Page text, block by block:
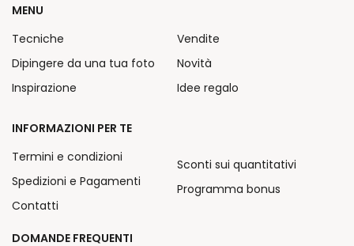
MENU
Tecniche
Dipingere da una tua foto
Inspirazione
Vendite
Novità
Idee regalo
INFORMAZIONI PER TE
Termini e condizioni
Spedizioni e Pagamenti
Contatti
Sconti sui quantitativi
Programma bonus
DOMANDE FREQUENTI